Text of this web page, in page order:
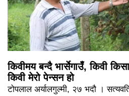
किवीमय बन्दै भार्सेगाउँ, किवी
किवी मेरो पेन्सन हो
टोपलाल अर्यालगुल्मी, २७ भदौ ।